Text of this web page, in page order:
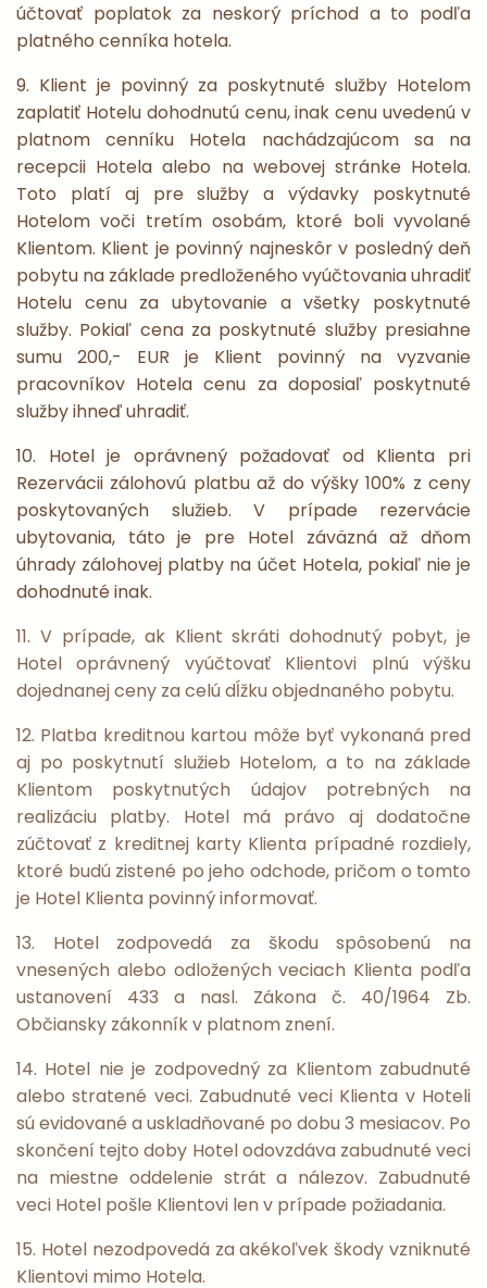
účtovať poplatok za neskorý príchod a to podľa
platného cenníka hotela.
9. Klient je povinný za poskytnuté služby Hotelom
zaplatiť Hotelu dohodnutú cenu, inak cenu uvedenú v
platnom cenníku Hotela nachádzajúcom sa na
recepcii Hotela alebo na webovej stránke Hotela.
Toto platí aj pre služby a výdavky poskytnuté
Hotelom voči tretím osobám, ktoré boli vyvolané
Klientom. Klient je povinný najneskôr v posledný deň
pobytu na základe predloženého vyúčtovania uhradiť
Hotelu cenu za ubytovanie a všetky poskytnuté
služby. Pokiaľ cena za poskytnuté služby presiahne
sumu 200,- EUR je Klient povinný na vyzvanie
pracovníkov Hotela cenu za doposiaľ poskytnuté
služby ihneď uhradiť.
10. Hotel je oprávnený požadovať od Klienta pri
Rezervácii zálohovú platbu až do výšky 100% z ceny
poskytovaných služieb. V prípade rezervácie
ubytovania, táto je pre Hotel záväzná až dňom
úhrady zálohovej platby na účet Hotela, pokiaľ nie je
dohodnuté inak.
11. V prípade, ak Klient skráti dohodnutý pobyt, je
Hotel oprávnený vyúčtovať Klientovi plnú výšku
dojednanej ceny za celú dĺžku objednaného pobytu.
12. Platba kreditnou kartou môže byť vykonaná pred
aj po poskytnutí služieb Hotelom, a to na základe
Klientom poskytnutých údajov potrebných na
realizáciu platby. Hotel má právo aj dodatočne
zúčtovať z kreditnej karty Klienta prípadné rozdiely,
ktoré budú zistené po jeho odchode, pričom o tomto
je Hotel Klienta povinný informovať.
13. Hotel zodpovedá za škodu spôsobenú na
vnesených alebo odložených veciach Klienta podľa
ustanovení 433 a nasl. Zákona č. 40/1964 Zb.
Občiansky zákonník v platnom znení.
14. Hotel nie je zodpovedný za Klientom zabudnuté
alebo stratené veci. Zabudnuté veci Klienta v Hoteli
sú evidované a uskladňované po dobu 3 mesiacov. Po
skončení tejto doby Hotel odovzdáva zabudnuté veci
na miestne oddelenie strát a nálezov. Zabudnuté
veci Hotel pošle Klientovi len v prípade požiadania.
15. Hotel nezodpovedá za akékoľvek škody vzniknuté
Klientovi mimo Hotela.